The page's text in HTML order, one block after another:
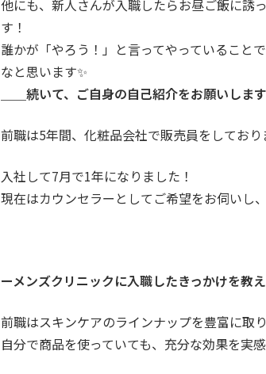
他にも、新人さんが入職したらお昼ご飯に誘
す！
誰かが「やろう！」と言ってやっていること
なと思います✨
＿＿続いて、ご自身の自己紹介をお願いしま
前職は5年間、化粧品会社で販売員をしており
入社して7月で1年になりました！
現在はカウンセラーとしてご希望をお伺いし
ーメンズクリニックに入職したきっかけを教
前職はスキンケアのラインナップを豊富に取
自分で商品を使っていても、充分な効果を実